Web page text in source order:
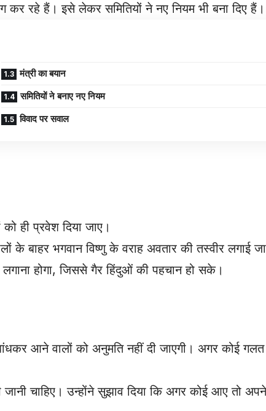
रहे हैं। इसे लेकर समितियों ने नए नियम भी बना दिए हैं।
मंत्री का बयान
समितियों ने बनाए नए नियम
विवाद पर सवाल
ही प्रवेश दिया जाए।
के बाहर भगवान विष्णु के वराह अवतार की तस्वीर लगाई
होगा, जिससे गैर हिंदुओं की पहचान हो सके।
आने वालों को अनुमति नहीं दी जाएगी। अगर कोई गलत
चाहिए। उन्होंने सुझाव दिया कि अगर कोई आए तो अपने